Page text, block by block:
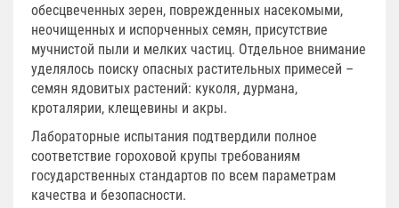
обесцвеченных зерен, поврежденных насекомыми,
неочищенных и испорченных семян, присутствие
мучнистой пыли и мелких частиц. Отдельное внимание
уделялось поиску опасных растительных примесей –
семян ядовитых растений: куколя, дурмана,
кроталярии, клещевины и акры.
Лабораторные испытания подтвердили полное
соответствие гороховой крупы требованиям
государственных стандартов по всем параметрам
качества и безопасности.